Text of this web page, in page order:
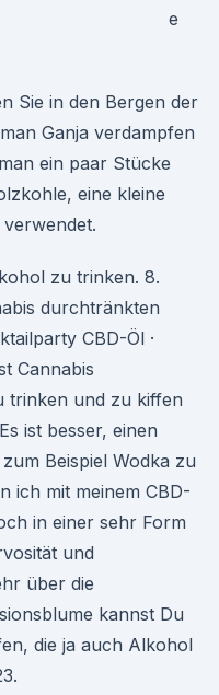
e
Sie in den Bergen der
Ganja verdampfen
ein paar Stücke
eine kleine
zu trinken. 8.
durchtränkten
CBD-Öl ·
Cannabis
trinken und zu kiffen
ist besser, einen
Beispiel Wodka zu
ich mit meinem CBD-
in einer sehr Form
und
über die
kannst Du
die ja auch Alkohol